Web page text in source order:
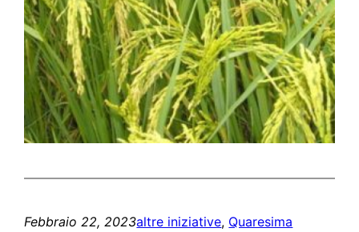
Febbraio 22, 2023altre iniziative, Quaresima